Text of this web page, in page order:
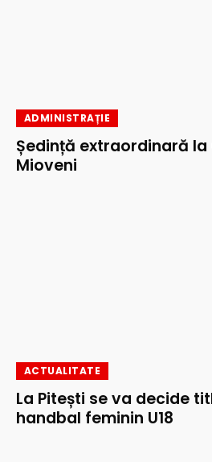
ADMINISTRAȚIE
Ședință extraordinară la
Mioveni
ACTUALITATE
La Pitești se va decide
handbal feminin U18